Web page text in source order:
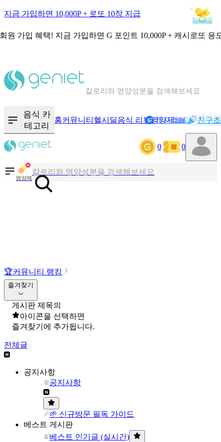
지금 가입하면 10,000P + 로또 10장 지급
원 가입 혜택! 지금 가입하면 G 포인트 10,000P + 캐시로또 응
혈당 · 다이어트 음식 검색해보세요
음식 카
테고리
홈커뮤니티 헬시딜음식 리뷰영양제NEW기록
캐시리뷰 친구
0 0
영양제
칼로리와 영양성분을 검색해보세요
혈당 · 다이어트 음식 검색해보세요
음식 · 영양제 리뷰를 찾아보세요
🏆커뮤니티 랭킹
즐겨찾기
게시판 제목의
아이콘을 선택하면
즐겨찾기에 추가됩니다.
전체글
공지사항
공지사항
🌱 신규방문 필독 가이드
베스트 게시판
베스트 인기글 (실시간)